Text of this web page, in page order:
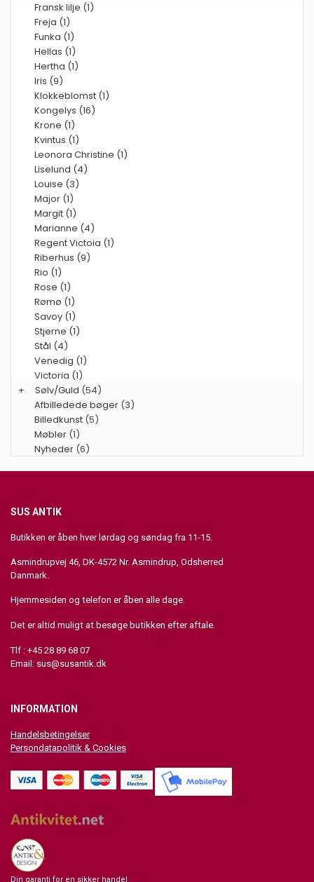
Fransk lilje (1)
Freja (1)
Funka (1)
Hellas (1)
Hertha (1)
Iris (9)
Klokkeblomst (1)
Kongelys (16)
Krone (1)
Kvintus (1)
Leonora Christine (1)
Liselund (4)
Louise (3)
Major (1)
Margit (1)
Marianne (4)
Regent Victoia (1)
Riberhus (9)
Rio (1)
Rose (1)
Rømø (1)
Savoy (1)
Stjerne (1)
Stål (4)
Venedig (1)
Victoria (1)
+
Sølv/Guld (54)
Afbilledede bøger (3)
Billedkunst (5)
Møbler (1)
Nyheder (6)
SUS ANTIK
Butikken er åben hver lørdag og søndag fra 11-15.
Asmindrupvej 46, DK-4572 Nr. Asmindrup, Odsherred
Danmark.
Hjemmesiden og telefon er åben alle dage.
Det er altid muligt at besøge butikken efter aftale.
Tlf : +45 28 89 68 07
Email: sus@susantik.dk
INFORMATION
Handelsbetingelser
Persondatapolitik & Cookies
Din garanti for en sikker handel